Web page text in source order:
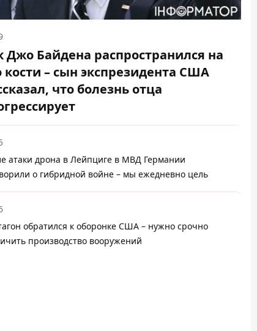
Джо Байдена распространился на
кости – сын экспрезидента США
что болезнь отца
атаки дрона в Лейпциге в МВД Германии
о гибридной войне – мы ежедневно цель
обратился к оборонке США – нужно срочно
производство вооружений